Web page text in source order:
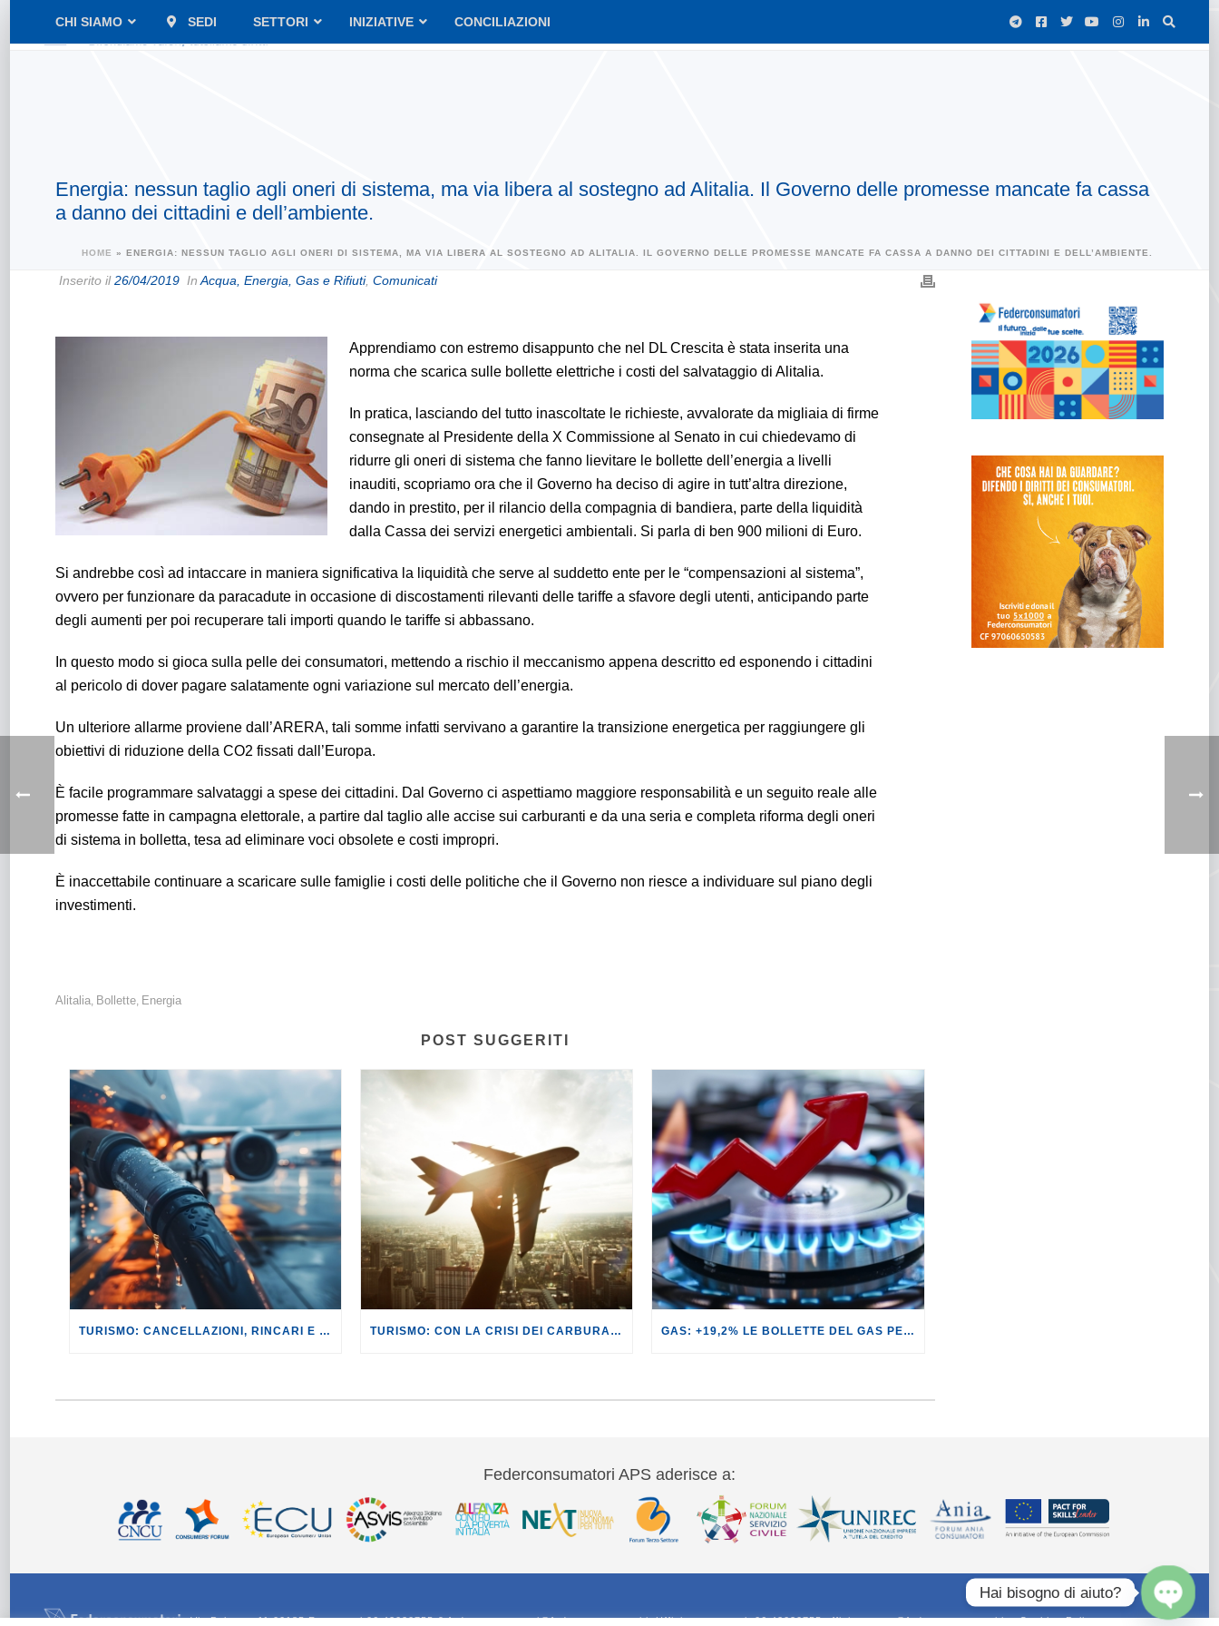
CHI SIAMO SEDI SETTORI INIZIATIVE CONCILIAZIONI
Energia: nessun taglio agli oneri di sistema, ma via libera al sostegno ad Alitalia. Il Governo delle promesse mancate fa cassa
a danno dei cittadini e dell’ambiente.
HOME » ENERGIA: NESSUN TAGLIO AGLI ONERI DI SISTEMA, MA VIA LIBERA AL SOSTEGNO AD ALITALIA. IL GOVERNO DELLE PROMESSE MANCATE FA CASSA A DANNO DEI CITTADINI E DELL’AMBIENTE.
Inserito il26/04/2019 In Acqua, Energia, Gas e Rifiuti, Comunicati
Apprendiamo con estremo disappunto che nel DL Crescita è stata inserita una
norma che scarica sulle bollette elettriche i costi del salvataggio di Alitalia.
In pratica, lasciando del tutto inascoltate le richieste, avvalorate da migliaia di firme
consegnate al Presidente della X Commissione al Senato in cui chiedevamo di
ridurre gli oneri di sistema che fanno lievitare le bollette dell’energia a livelli
inauditi, scopriamo ora che il Governo ha deciso di agire in tutt’altra direzione,
dando in prestito, per il rilancio della compagnia di bandiera, parte della liquidità
dalla Cassa dei servizi energetici ambientali. Si parla di ben 900 milioni di Euro.
Si andrebbe così ad intaccare in maniera significativa la liquidità che serve al suddetto ente per le “compensazioni al sistema”,
ovvero per funzionare da paracadute in occasione di discostamenti rilevanti delle tariffe a sfavore degli utenti, anticipando parte
degli aumenti per poi recuperare tali importi quando le tariffe si abbassano.
In questo modo si gioca sulla pelle dei consumatori, mettendo a rischio il meccanismo appena descritto ed esponendo i cittadini
al pericolo di dover pagare salatamente ogni variazione sul mercato dell’energia.
Un ulteriore allarme proviene dall’ARERA, tali somme infatti servivano a garantire la transizione energetica per raggiungere gli
obiettivi di riduzione della CO2 fissati dall’Europa.
È facile programmare salvataggi a spese dei cittadini. Dal Governo ci aspettiamo maggiore responsabilità e un seguito reale alle
promesse fatte in campagna elettorale, a partire dal taglio alle accise sui carburanti e da una seria e completa riforma degli oneri
di sistema in bolletta, tesa ad eliminare voci obsolete e costi impropri.
È inaccettabile continuare a scaricare sulle famiglie i costi delle politiche che il Governo non riesce a individuare sul piano degli
investimenti.
Alitalia, Bollette, Energia
POST SUGGERITI
TURISMO: CANCELLAZIONI, RINCARI E MAGGIORAZIONI DI VOLI E PRENOTAZIONI. TURISMO: CON LA CRISI DEI CARBURANTI, VOLI A RISCHIO CANCELLAZIONE O RINCARO. GAS: +19,2% LE BOLLETTE DEL GAS PER I CLIENTI IN SERVIZIO DI VULNERABILITÀ.
Federconsumatori APS aderisce a:
Via Palestro 11 00185 Roma - tel 06 42020755-9 federconsumatori@federconsumatori.it Ufficio stampa tel: 06 42020755 ufficiostampa@federconsumatori.it -Cookies Policy
Hai bisogno di aiuto?